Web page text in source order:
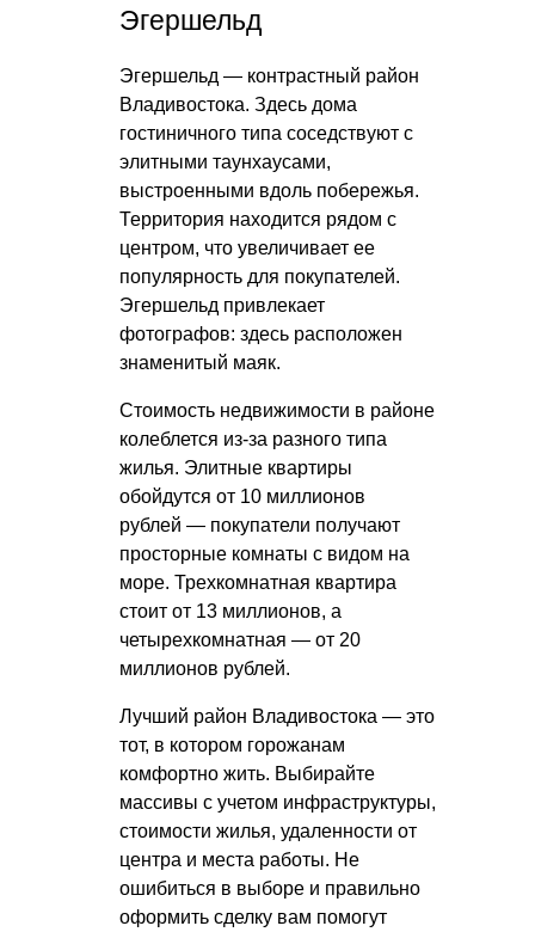
Эгершельд
Эгершельд — контрастный район
Владивостока. Здесь дома
гостиничного типа соседствуют с
элитными таунхаусами,
выстроенными вдоль побережья.
Территория находится рядом с
центром, что увеличивает ее
популярность для покупателей.
Эгершельд привлекает
фотографов: здесь расположен
знаменитый маяк.
Стоимость недвижимости в районе
колеблется из-за разного типа
жилья. Элитные квартиры
обойдутся от 10 миллионов
рублей — покупатели получают
просторные комнаты с видом на
море. Трехкомнатная квартира
стоит от 13 миллионов, а
четырехкомнатная — от 20
миллионов рублей.
Лучший район Владивостока — это
тот, в котором горожанам
комфортно жить. Выбирайте
массивы с учетом инфраструктуры,
стоимости жилья, удаленности от
центра и места работы. Не
ошибиться в выборе и правильно
оформить сделку вам помогут